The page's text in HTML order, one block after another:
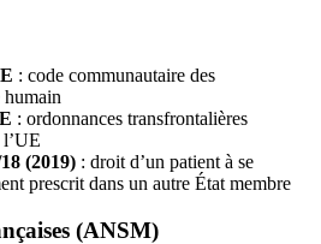
: code communautaire des
humain
: ordonnances transfrontalières
l’UE
(2019) : droit d’un patient à se
prescrit dans un autre État membre
(ANSM)